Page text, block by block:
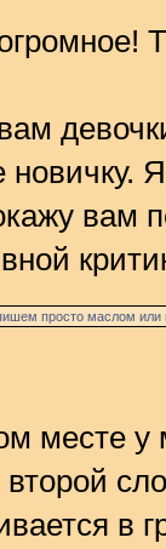
новичку.
вам
просто маслом
месте
в